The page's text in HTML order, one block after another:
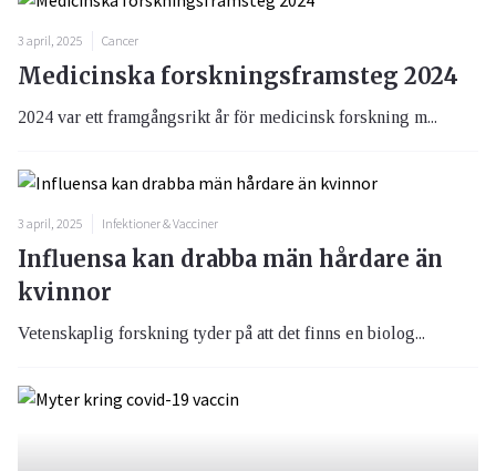
3 april, 2025 Cancer
Medicinska forskningsframsteg 2024
2024 var ett framgångsrikt år för medicinsk forskning m...
3 april, 2025 Infektioner & Vacciner
Influensa kan drabba män hårdare än
kvinnor
Vetenskaplig forskning tyder på att det finns en biolog...